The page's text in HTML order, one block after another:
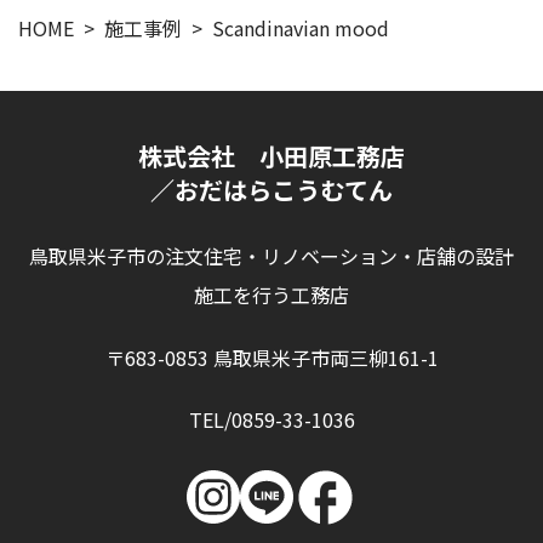
HOME 施工事例 Scandinavian mood
株式会社 小田原工務店
／おだはらこうむてん
鳥取県米子市の注文住宅・リノベーション・店舗の設計
施工を行う工務店
〒683-0853 鳥取県米子市両三柳161-1
TEL/0859-33-1036